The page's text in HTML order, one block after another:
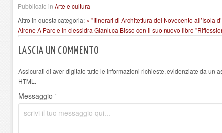
Pubblicato in Arte e cultura
Altro in questa categoria: « "Itinerari di Architettura del Novecento all’Isola
AironeA Parole in clessidra Gianluca Bisso con il suo nuovo libro
LASCIA UN COMMENTO
Assicurati di aver digitato tutte le informazioni richieste, evidenziate da un
HTML.
Messaggio *